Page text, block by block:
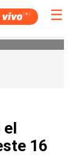
☰
el
16